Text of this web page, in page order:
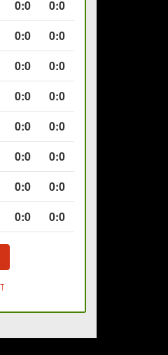
0:0
0:0
0:0
0:0
0:0
0:0
0:0
0:0
0:0
0:0
0:0
0:0
0:0
0:0
0:0 0:0